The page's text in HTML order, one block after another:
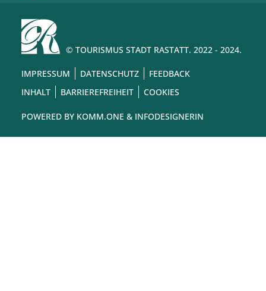
© TOURISMUS STADT RASTATT. 2022 - 2024.
IMPRESSUM DATENSCHUTZ
FEEDBACK
INHALT
BARRIEREFREIHEIT COOKIES
POWERED BY KOMM.ONE & INFODESIGNERIN